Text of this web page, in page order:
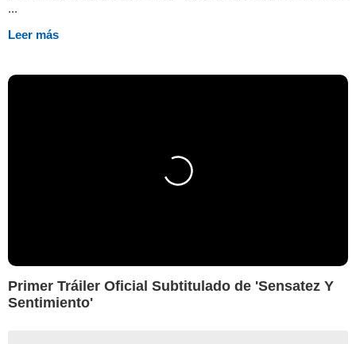
...
Leer más
Primer Tráiler Oficial Subtitulado de 'Sensatez Y
Sentimiento'